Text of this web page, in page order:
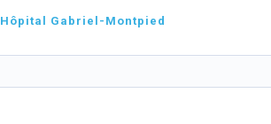
Hôpital Gabriel-Montpied